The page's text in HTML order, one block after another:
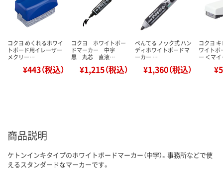
コクヨ めくれるホワイ
トボード用イレーザー
メクリー…
¥443（税込）
コクヨ ホワイトボー
ドマーカー 中字
黒 丸芯 直液…
¥1,215（税込）
ぺんてる ノック式 ハン
ディホワイトボードマ
ーカー …
¥1,360（税込）
コクヨ
ワイトボ
ー ＜マ
商品説明
ケトンインキタイプのホワイトボードマーカー（中字）。事務所などで使
えるスタンダードなマーカーです。